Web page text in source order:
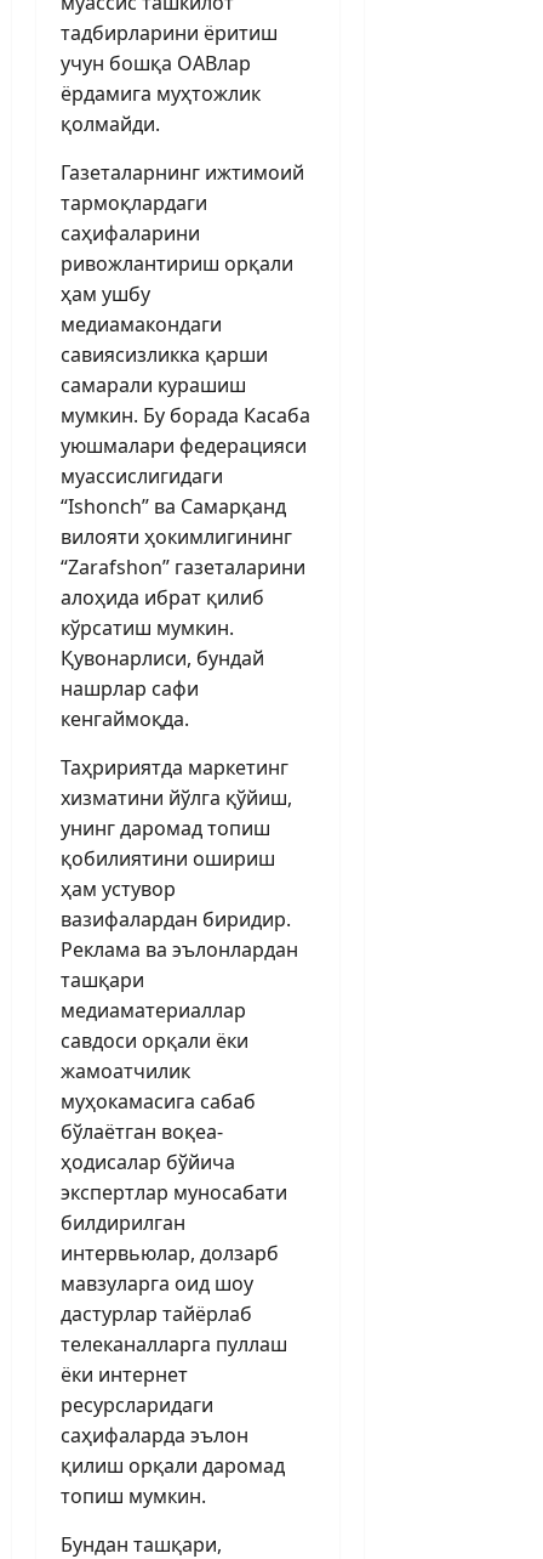
тадбирларини ёритиш
учун бошқа ОАВлар
ёрдамига муҳтожлик
қолмайди.
Газеталарнинг ижтимоий
тармоқ­лардаги
саҳифаларини
ривожлантириш орқали
ҳам ушбу
медиамакондаги
савиясизликка қарши
самарали курашиш
мумкин. Бу борада Касаба
уюшмалари федерацияси
муассислигидаги
“Ishonch” ва Самарқанд
вилояти ҳокимлигининг
“Zarafshon” газеталарини
алоҳида ибрат қилиб
кўрсатиш мумкин.
Қувонарлиси, бундай
нашрлар сафи
кенгаймоқда.
Таҳририятда маркетинг
хизматини йўлга қўйиш,
унинг даромад топиш
қобилиятини ошириш
ҳам устувор
вазифалардан биридир.
Реклама ва эълонлардан
ташқари
медиаматериаллар
савдоси орқали ёки
жамоатчилик
муҳокамасига сабаб
бўлаётган воқеа-
ҳодисалар бўйича
экспертлар муносабати
билдирилган
интервьюлар, долзарб
мавзуларга оид шоу
дастурлар тайёрлаб
телеканалларга пуллаш
ёки интернет
ресурсларидаги
саҳифаларда эълон
қилиш орқали даромад
топиш мумкин.
Бундан ташқари,